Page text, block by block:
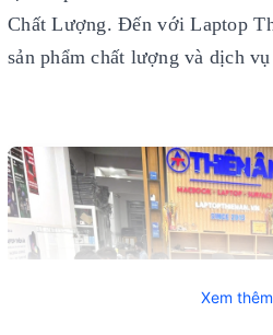
Chất Lượng. Đến với Laptop
sản phẩm chất lượng và dịch
Xem thêm